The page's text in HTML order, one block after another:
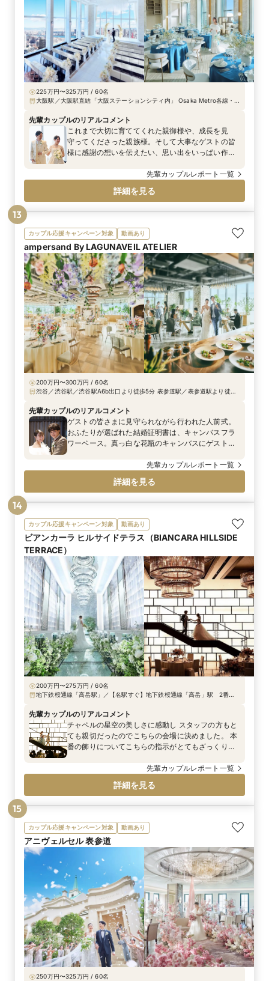
225万円〜325万円 / 60名
大阪駅／大阪駅直結「大阪ステーションシティ内」 Osaka Metro各線・
2分
先輩カップルのリアルコメント
これまで大切に育ててくれた親御様や、成長を見
守ってくださった親族様。そして大事なゲストの皆
様に感謝の想いを伝えたい、思い出をいっぱい作り
ことができることを重視され、そのひとつひとつの
意味も大切にご準備されました♡大好きな人たちと
の特別な時間がいつまでも思い出として残りますよ
先輩カップルレポート一覧
詳細を見る
カップル応援キャンペーン対象 動画あり
ampersand By LAGUNAVEIL ATELIER
200万円〜300万円 / 60名
渋谷／渋谷駅／渋谷駅A6b出口より徒歩5分 表参道駅／表参道駅より徒歩
先輩カップルのリアルコメント
ゲストの皆さまに見守られながら行われた人前式。
おふたりが選ばれた結婚証明書は、キャンバスフラ
ワーベース。真っ白な花瓶のキャンバスにゲスト一
だけの特別な証明書が完成しました。たくさんの想
いが重なってできあがるその一枚は、おふたりのこ
れからの人生を彩る大切な宝物に。ゲスト参加型な
先輩カップルレポート一覧
詳細を見る
13
カップル応援キャンペーン対象 動画あり
ビアンカーラ ヒルサイドテラス（BIANCARA HILLSIDE
TERRACE）
200万円〜275万円 / 60名
地下鉄桜通線「高岳駅」／【名駅すぐ】地下鉄桜通線「高岳」駅 2番出
先輩カップルのリアルコメント
チャペルの星空の美しさに感動し スタッフの方もと
ても親切だったのでこちらの会場に決めました。 本
番の飾りについてこちらの指示がとてもざっくりし
ただきとても嬉しかったです。 チャペル・会場・料
理など全てが良くいい一日となりました。
先輩カップルレポート一覧
詳細を見る
14
カップル応援キャンペーン対象 動画あり
アニヴェルセル 表参道
250万円〜325万円 / 60名
15